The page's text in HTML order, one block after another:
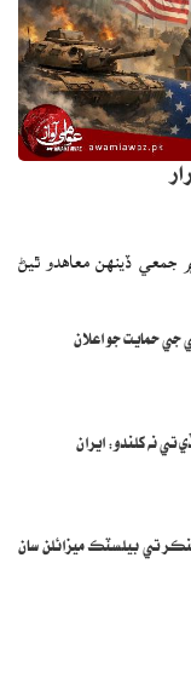
جمعي ڏينهن معاهدو ٿيڻ
جي حمايت جو اعلان
تي نه کلندو: ايران
تي بيلسٽڪ ميزائلن سان